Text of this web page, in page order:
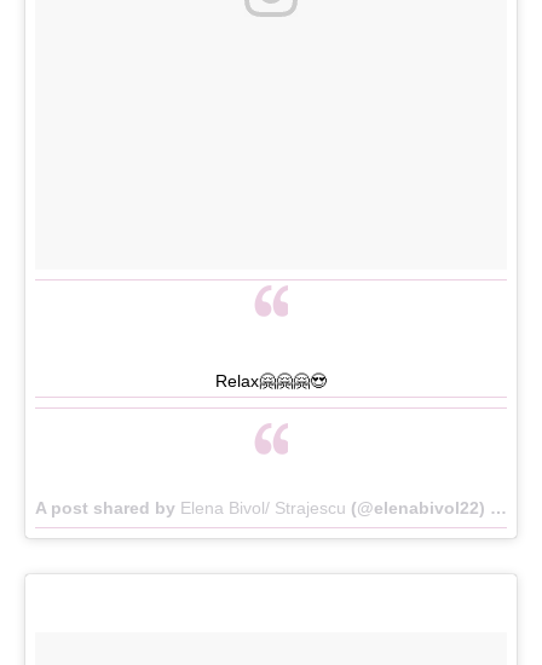
Relax🤗🤗🤗😍
A post shared by Elena Bivol/ Strajescu (@elenabivol22) on